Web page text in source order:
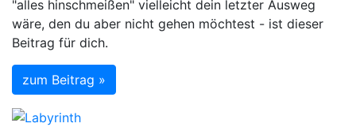
"alles hinschmeißen" vielleicht dein letzter Ausweg
wäre, den du aber nicht gehen möchtest - ist dieser
Beitrag für dich.
zum Beitrag »